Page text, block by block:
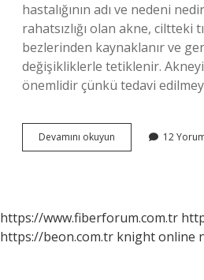
hastalığının adı ve nedeni
rahatsızlığı olan akne, ciltteki
bezlerinden kaynaklanır ve
değişikliklerle tetiklenir.
önemlidir çünkü tedavi
Devamını okuyun
Hastalıkları
12
https://www.fiberforum.com.tr
https://beon.com.tr knight online